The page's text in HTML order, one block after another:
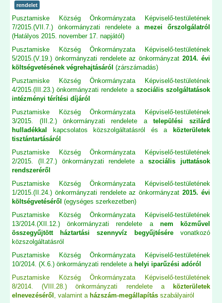
rendelet
Pusztamiske Község Önkormányzata Képviselő-testületének
7/2015.(VII.7.) önkormányzati rendelete amezei őrszolgálatról
(Hatályos 2015. november 17. napjától)
Pusztamiske Község Önkormányzata Képviselő-testületének
5/2015.(V.19.) önkormányzati rendelete az önkormányzat2014. évi
költségvetésének végrehajtásáról (zárszámadás)
Pusztamiske Község Önkormányzata Képviselő-testületének
4/2015.(III.23.) önkormányzati rendelete a szociális szolgáltatások
intézményi térítési díjáról
Pusztamiske Község Önkormányzata Képviselő-testületének
3/2015. (III.2.) önkormányzati rendelete atelepülési szilárd
hulladékkal
kapcsolatos közszolgáltatásról és a
közterületek
tisztántartásáról
Pusztamiske Község Önkormányzata Képviselő-testületének
2/2015. (II.27.) önkormányzati rendelete aszociális juttatások
rendszeréről
Pusztamiske Község Önkormányzata Képviselő-testületének
1/2015.(II.24.) önkormányzati rendelete az önkormányzat2015. évi
költségvetéséről (egységes szerkezetben)
Pusztamiske Község Önkormányzata Képviselő-testületének
13/2014.(XII.12.) önkormányzati rendelete a nem közművel
összegyűjtött háztartási szennyvíz begyűjtésérevonatkozó
közszolgáltatásról
Pusztamiske Község Önkormányzata Képviselő-testületének
10/2014. (X.6.) önkormányzati rendelete a helyi iparűzési adóról
Pusztamiske Község Önkormányzata Képviselő-testületének
8/2014. (VIII.28.) önkormányzati rendelete a
közterületek
elnevezéséről , valamint a házszám-megállapítás szabályairól